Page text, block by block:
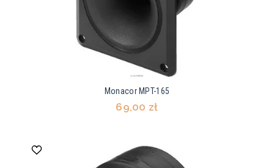
Monacor MPT-165
69,00 zł